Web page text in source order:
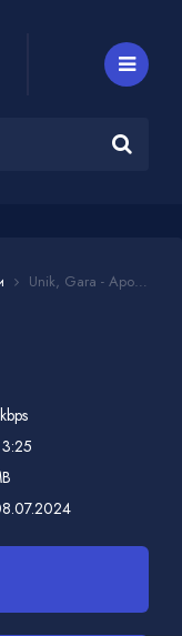
Unik, Gara - Аромат
3:25